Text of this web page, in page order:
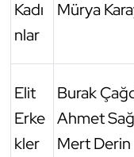
Kadı
nlar
Mürya
Elit
Erke
kler
Burak
Ahmet
Mert Derin
Vücut
Wushu Kungfu